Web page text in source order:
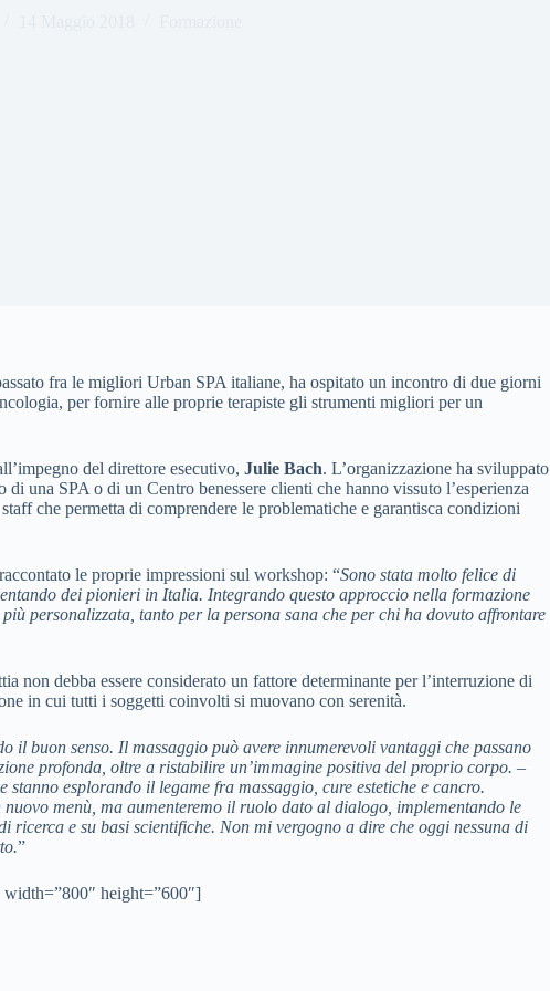
fra le migliori Urban SPA italiane, ha ospitato un incontro di due giorni
per fornire alle proprie terapiste gli strumenti migliori per un
del direttore esecutivo, Julie Bach. L’organizzazione ha sviluppato
una SPA o di un Centro benessere clienti che hanno vissuto l’esperienza
che permetta di comprendere le problematiche e garantisca condizioni
le proprie impressioni sul workshop: “Sono stata molto felice di
dei pionieri in Italia. Integrando questo approccio nella formazione
personalizzata, tanto per la persona sana che per chi ha dovuto affrontare
non debba essere considerato un fattore determinante per l’interruzione di
in cui tutti i soggetti coinvolti si muovano con serenità.
il buon senso. Il massaggio può avere innumerevoli vantaggi che passano
profonda, oltre a ristabilire un’immagine positiva del proprio corpo. –
stanno esplorando il legame fra massaggio, cure estetiche e cancro.
nuovo menù, ma aumenteremo il ruolo dato al dialogo, implementando le
ricerca e su basi scientifiche. Non mi vergogno a dire che oggi nessuna di
”
height=”600″]